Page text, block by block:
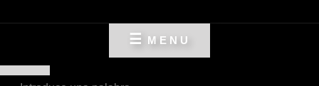
MI RINCÓN PERSONAL
EXPERIENCIAS
MENU